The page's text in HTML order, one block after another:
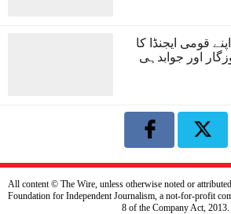
قومی ایجنڈا کا
اور جوابدہی
All content © The Wire, unless otherwise noted or
Foundation for Independent Journalism, a not-for-profit
8 of the Company Act, 2013.